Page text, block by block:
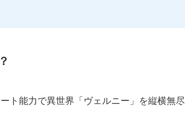
ト能力で異世界「ヴェルニー」を縦横無尽